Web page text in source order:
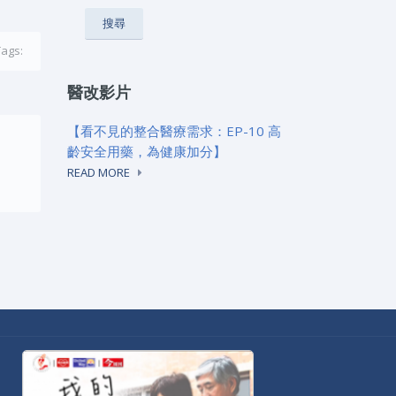
醫改影片
【看不見的整合醫療需求：EP-10 高
齡安全用藥，為健康加分】
READ MORE